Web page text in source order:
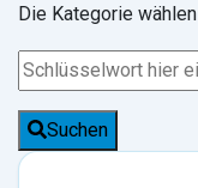
Die Kategorie wählen
Suchen